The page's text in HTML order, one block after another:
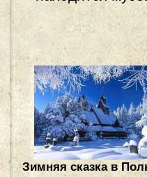
Зимняя сказка в